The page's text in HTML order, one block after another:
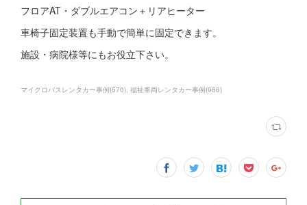
フロアAT・ダブルエアコン＋リアヒーター
車椅子固定装置も手動で簡単に固定できます。
施設・病院様等にもお役立下さい。
マイクロバスレンタカー事例(570) 福祉車両レンタカー事例(986)